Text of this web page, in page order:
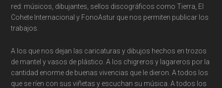
red: músicos, dibujantes, sellos discográficos como Tierra, El
Cohete Internacional y FonoAstur que nos permiten publicar los
trabajos.
A los que nos dejan las caricaturas y dibujos hechos en trozos
de mantel y vasos de plástico. A los chigreros y lagareros por la
cantidad enorme de buenas vivencias que le dieron. A todos los
que se ríen con sus viñetas y escuchan su música. A todos los